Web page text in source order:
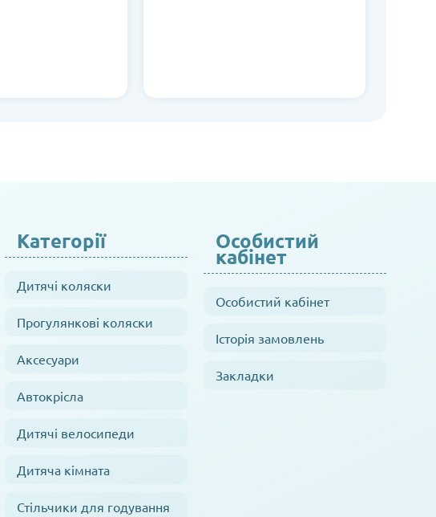
Категорії
Дитячі коляски
Прогулянкові коляски
Аксесуари
Автокрісла
Дитячі велосипеди
Дитяча кімната
Стільчики для годування
Особистий
кабінет
Особистий кабінет
Історія замовлень
Закладки